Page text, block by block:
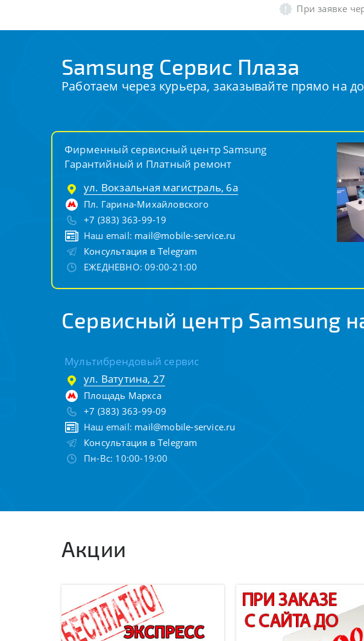
При заявке
Samsung Сервис Плаза
Работаем через курьера, заказывайте прямо на
Фирменный сервисный центр Samsung
Гарантийный и Платный ремонт
ул. Вокзальная магистраль, 6а
Пл. Гарина-Михайловского
+7 (383) 363-99-19
Наш email: mail@mobile-service.ru
Консультация в Telegram
ЕЖЕДНЕВНО: 09:00-21:00
Сервисный центр Samsung
Мультибрендовый сервис
ул. Ватутина, 27
Площадь Маркса
+7 (383) 363-99-09
Наш email: mail@mobile-service.ru
Консультация в Telegram
Пн-Вс: 10:00-19:00
Акции